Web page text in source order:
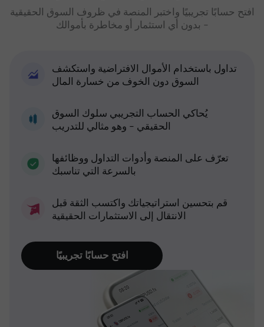
افتح حسابًا تجريبيًا واختبر المنصة في ظروف السوق الحقيقية
- بدون أي استثمار أو مخاطرة بأموالك
تداول باستخدام الأموال الافتراضية واستكشف
السوق دون الخوف من خسارة المال
يُحاكي الحساب التجريبي سلوك السوق
الحقيقي - وهو مثالي للتدريب
تعرّف على المنصة وأدوات التداول ووظائفها
بالسرعة التي تناسبك
قم بتحسين استراتيجياتك واكتسب الثقة قبل
الانتقال إلى الاستثمارات الحقيقية
افتح حسابًا تجريبيًا